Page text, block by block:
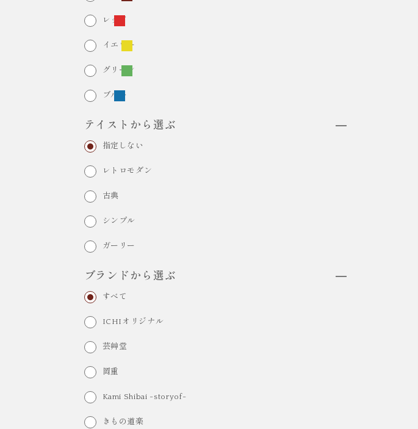
レッド
イエロー
グリーン
ブルー
テイストから選ぶ
指定しない
レトロモダン
古典
シンプル
ガーリー
ブランドから選ぶ
すべて
ICHIオリジナル
芸艸堂
岡重
Kami Shibai -storyof-
きもの道楽